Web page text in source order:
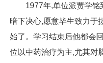
1977年,单位派贾学
暗下决心,愿意毕生致力于
始了。学习结束后他都会
位以中药治疗为主,尤其对